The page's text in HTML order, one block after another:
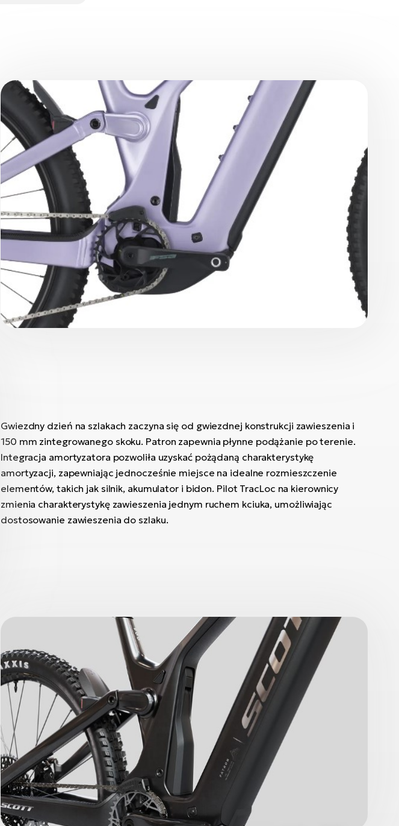
Gwiezdny dzień na szlakach zaczyna się od gwiezdnej konstrukcji zawieszenia i
150 mm zintegrowanego skoku. Patron zapewnia płynne podążanie po terenie.
Integracja amortyzatora pozwoliła uzyskać pożądaną charakterystykę
amortyzacji, zapewniając jednocześnie miejsce na idealne rozmieszczenie
elementów, takich jak silnik, akumulator i bidon. Pilot TracLoc na kierownicy
zmienia charakterystykę zawieszenia jednym ruchem kciuka, umożliwiając
dostosowanie zawieszenia do szlaku.